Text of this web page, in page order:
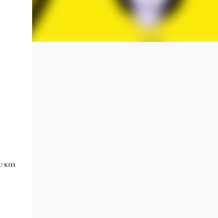
και